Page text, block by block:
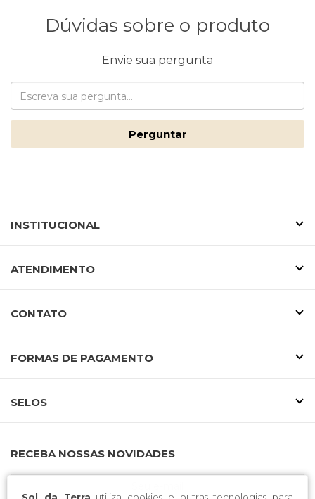
Sol da Terra utiliza cookies e outras tecnologias para
Dúvidas sobre o produto
Envie sua pergunta
Perguntar
INSTITUCIONAL
ATENDIMENTO
CONTATO
FORMAS DE PAGAMENTO
SELOS
RECEBA NOSSAS NOVIDADES